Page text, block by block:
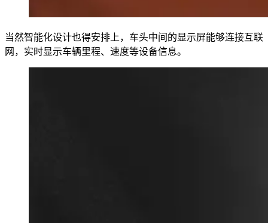
当然智能化设计也得安排上，车头中间的显示屏能够连接互联
网，实时显示车辆里程、速度等设备信息。